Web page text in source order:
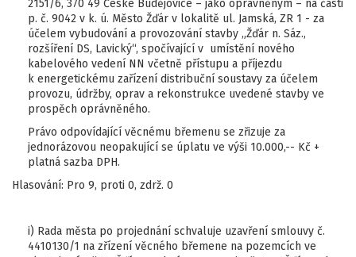
2151/6, 370 49 České Budějovice – jako oprávněným – na části
p. č. 9042 v k. ú. Město Žďár v lokalitě ul. Jamská, ZR 1 - za
účelem vybudování a provozování stavby „Žďár n. Sáz.,
rozšíření DS, Lavický“, spočívající v umístění nového
kabelového vedení NN včetně přístupu a příjezdu
k energetickému zařízení distribuční soustavy za účelem
provozu, údržby, oprav a rekonstrukce uvedené stavby ve
prospěch oprávněného.
Právo odpovídající věcnému břemenu se zřizuje za
jednorázovou neopakující se úplatu ve výši 10.000,-- Kč +
platná sazba DPH.
Hlasování: Pro 9, proti 0, zdrž. 0
i) Rada města po projednání schvaluje uzavření smlouvy č.
4410130/1 na zřízení věcného břemene na pozemcích ve